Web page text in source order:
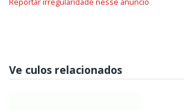
Ve culos relacionados